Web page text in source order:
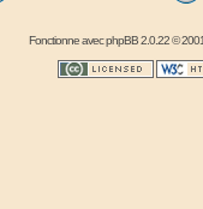
Fonctionne avecphpBB2.0.22 ©